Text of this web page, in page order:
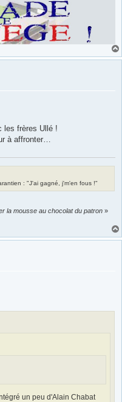
les frères Ullé !
à affronter…
: "J'ai gagné, j'm'en fous !"
la mousse au chocolat du patron »
un peu d'Alain Chabat